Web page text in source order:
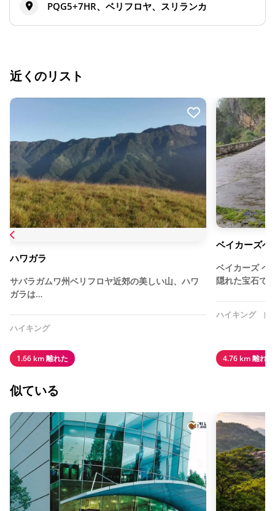
PQG5+7HR、ベリフロヤ、スリランカ
近くのリスト
ハワガラ
サバラガムワ州ベリフロヤ近郊の美しい山、ハワ
ガラは…
ハイキング
1.66 km 離れた
ベイカーズベ
ベイカーズ ベ
隠れた宝石で
ハイキング 自
4.76 km 離れた
似ている